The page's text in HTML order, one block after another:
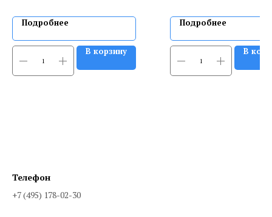
Подробнее
В корзину
Подробнее
В
Телефон
+7 (495) 178-02-30